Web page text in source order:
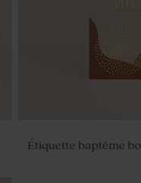
Étiquette baptême